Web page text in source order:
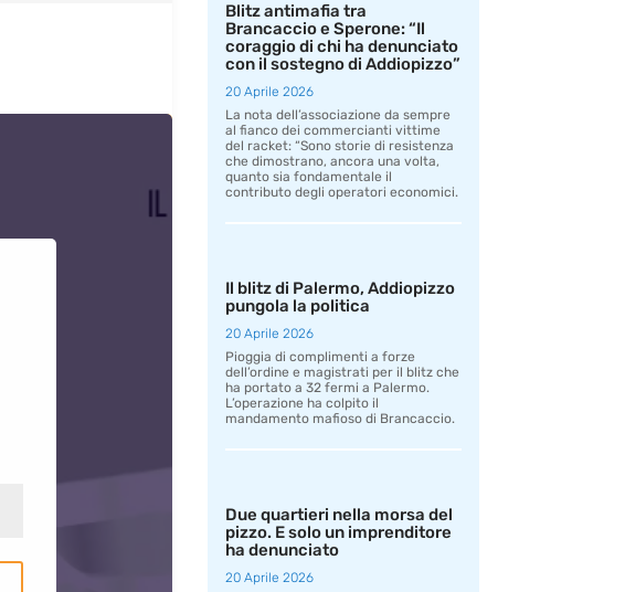
Blitz antimafia tra
Brancaccio e Sperone: “Il
coraggio di chi ha denunciato
con il sostegno di Addiopizzo”
20 Aprile 2026
La nota dell’associazione da sempre
al fianco dei commercianti vittime
del racket: “Sono storie di resistenza
che dimostrano, ancora una volta,
quanto sia fondamentale il
contributo degli operatori economici.
Il blitz di Palermo, Addiopizzo
pungola la politica
20 Aprile 2026
Pioggia di complimenti a forze
dell’ordine e magistrati per il blitz che
ha portato a 32 fermi a Palermo.
L’operazione ha colpito il
mandamento mafioso di Brancaccio.
Due quartieri nella morsa del
pizzo. E solo un imprenditore
ha denunciato
20 Aprile 2026